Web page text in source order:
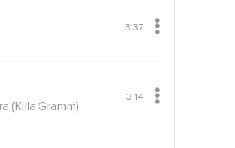
3:37
(Killa'Gramm)
3:14